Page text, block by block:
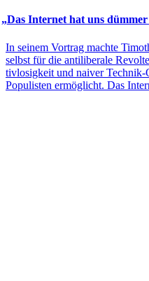
„Das Inter­net hat uns dümmer
In seinem Vortrag machte
selbst für die anti­li­be­rale
tiv­lo­sig­keit und naiver Technik-
Popu­lis­ten ermög­licht. Das